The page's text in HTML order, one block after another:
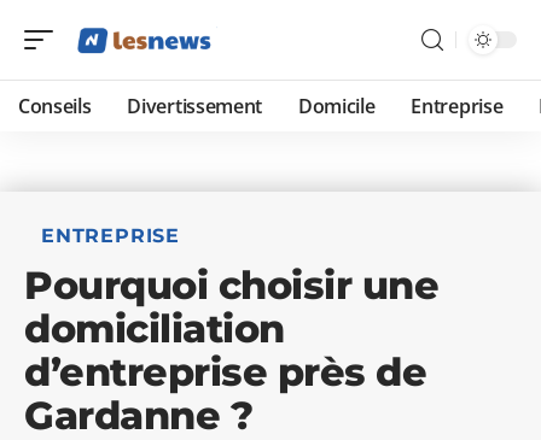
Conseils Divertissement Domicile Entreprise
ENTREPRISE
Pourquoi choisir une
domiciliation
d’entreprise près de
Gardanne ?